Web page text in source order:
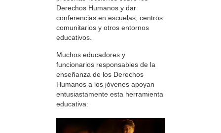
Derechos Humanos y dar
conferencias en escuelas, centros
comunitarios y otros entornos
educativos.
Muchos educadores y
funcionarios responsables de la
enseñanza de los Derechos
Humanos a los jóvenes apoyan
entusiastamente esta herramienta
educativa: